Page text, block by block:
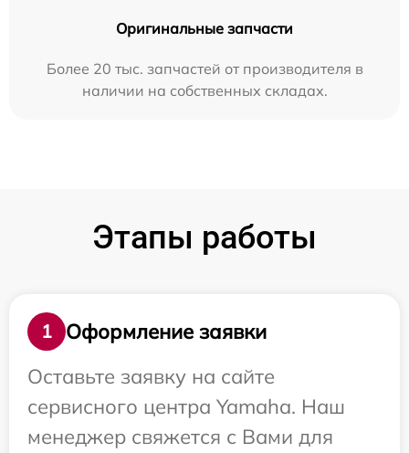
Оригинальные запчасти
Более 20 тыс. запчастей от производителя в
наличии на собственных складах.
Этапы работы
1
Оформление заявки
Оставьте заявку на сайте
сервисного центра Yamaha. Наш
менеджер свяжется с Вами для